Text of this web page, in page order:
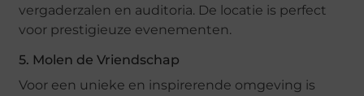
vergaderzalen en auditoria. De locatie is perfect
voor prestigieuze evenementen.
5. Molen de Vriendschap
Voor een unieke en inspirerende omgeving is